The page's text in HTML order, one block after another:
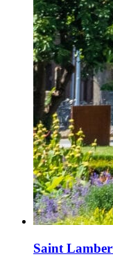
Saint